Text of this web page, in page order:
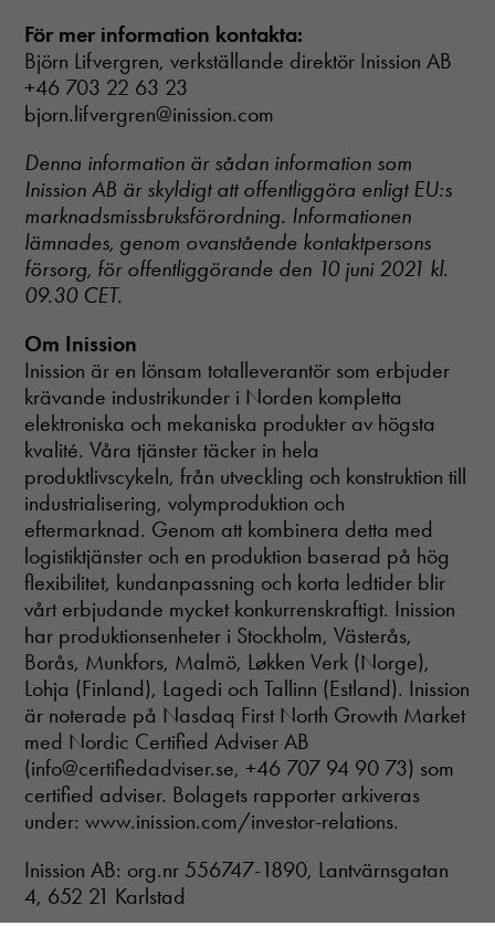
För mer information kontakta:
Björn Lifvergren, verkställande direktör Inission AB
+46 703 22 63 23
bjorn.lifvergren@inission.com
Denna information är sådan information som
Inission AB är skyldigt att offentliggöra enligt EU:s
marknadsmissbruksförordning. Informationen
lämnades, genom ovanstående kontaktpersons
försorg, för offentliggörande den 10 juni 2021 kl.
09.30 CET.
Om Inission
Inission är en lönsam totalleverantör som erbjuder
krävande industrikunder i Norden kompletta
elektroniska och mekaniska produkter av högsta
kvalité. Våra tjänster täcker in hela
produktlivscykeln, från utveckling och konstruktion till
industrialisering, volymproduktion och
eftermarknad. Genom att kombinera detta med
logistiktjänster och en produktion baserad på hög
flexibilitet, kundanpassning och korta ledtider blir
vårt erbjudande mycket konkurrenskraftigt. Inission
har produktionsenheter i Stockholm, Västerås,
Borås, Munkfors, Malmö, Løkken Verk (Norge),
Lohja (Finland), Lagedi och Tallinn (Estland). Inission
är noterade på Nasdaq First North Growth Market
med Nordic Certified Adviser AB
(info@certifiedadviser.se, +46 707 94 90 73) som
certified adviser. Bolagets rapporter arkiveras
under: www.inission.com/investor-relations.
Inission AB: org.nr 556747-1890, Lantvärnsgatan
4, 652 21 Karlstad
Nödvändiga
Dessa cookies
går inte att
välja bort. De
behövs för att
hemsidan
över huvud
taget ska
fungera.
Statistik
In order for
us to
improve the
website's
functionality
and
structure,
based on
how the
used.